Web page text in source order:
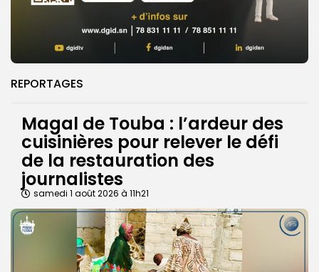
REPORTAGES
Magal de Touba : l’ardeur des
cuisinières pour relever le défi
de la restauration des
journalistes
samedi 1 août 2026 à 11h21